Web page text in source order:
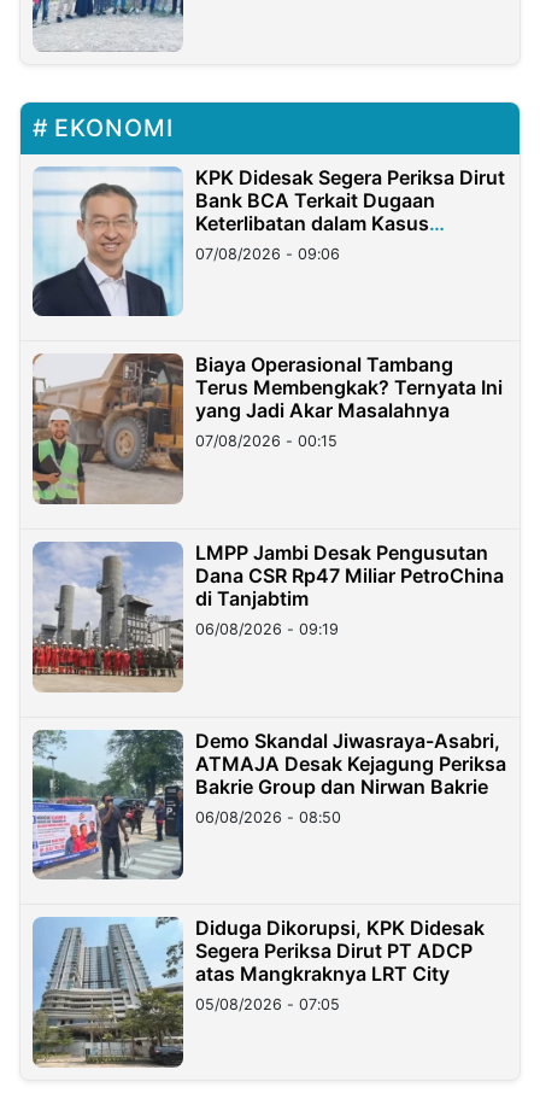
EKONOMI
KPK Didesak Segera Periksa Dirut
Bank BCA Terkait Dugaan
Keterlibatan dalam Kasus
Hilangnya Dana Nasabah Rp2,58
Miliar
07/08/2026 - 09:06
Biaya Operasional Tambang
Terus Membengkak? Ternyata Ini
yang Jadi Akar Masalahnya
07/08/2026 - 00:15
LMPP Jambi Desak Pengusutan
Dana CSR Rp47 Miliar PetroChina
di Tanjabtim
06/08/2026 - 09:19
Demo Skandal Jiwasraya-Asabri,
ATMAJA Desak Kejagung Periksa
Bakrie Group dan Nirwan Bakrie
06/08/2026 - 08:50
Diduga Dikorupsi, KPK Didesak
Segera Periksa Dirut PT ADCP
atas Mangkraknya LRT City
05/08/2026 - 07:05